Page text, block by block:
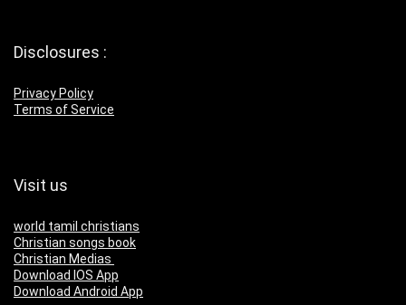
Disclosures :
Privacy Policy
Terms of Service
Visit us
world tamil christians
Christian songs book
Christian Medias
Download IOS App
Download Android App